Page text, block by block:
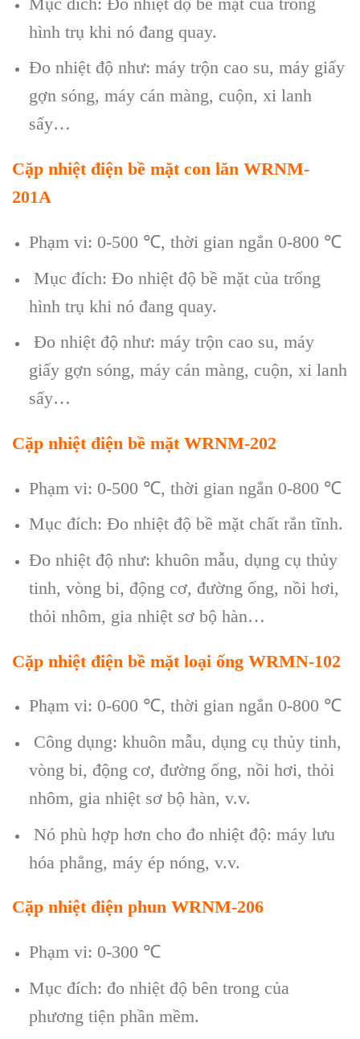
hình trụ khi nó đang quay.
Đo nhiệt độ như: máy trộn cao su, máy giấy
gợn sóng, máy cán màng, cuộn, xi lanh
sấy…
Cặp nhiệt điện bề mặt con lăn WRNM-
201A
Phạm vi: 0-500 ℃, thời gian ngắn 0-800 ℃
Mục đích: Đo nhiệt độ bề mặt của trống
hình trụ khi nó đang quay.
Đo nhiệt độ như: máy trộn cao su, máy
giấy gợn sóng, máy cán màng, cuộn, xi lanh
sấy…
Cặp nhiệt điện bề mặt WRNM-202
Phạm vi: 0-500 ℃, thời gian ngắn 0-800 ℃
Mục đích: Đo nhiệt độ bề mặt chất rắn tĩnh.
Đo nhiệt độ như: khuôn mẫu, dụng cụ thủy
tinh, vòng bi, động cơ, đường ống, nồi hơi,
thỏi nhôm, gia nhiệt sơ bộ hàn…
Cặp nhiệt điện bề mặt loại ống WRMN-102
Phạm vi: 0-600 ℃, thời gian ngắn 0-800 ℃
Công dụng: khuôn mẫu, dụng cụ thủy tinh,
vòng bi, động cơ, đường ống, nồi hơi, thỏi
nhôm, gia nhiệt sơ bộ hàn, v.v.
Nó phù hợp hơn cho đo nhiệt độ: máy lưu
hóa phẳng, máy ép nóng, v.v.
Cặp nhiệt điện phun WRNM-206
Phạm vi: 0-300 ℃
Mục đích: đo nhiệt độ bên trong của
phương tiện phần mềm.